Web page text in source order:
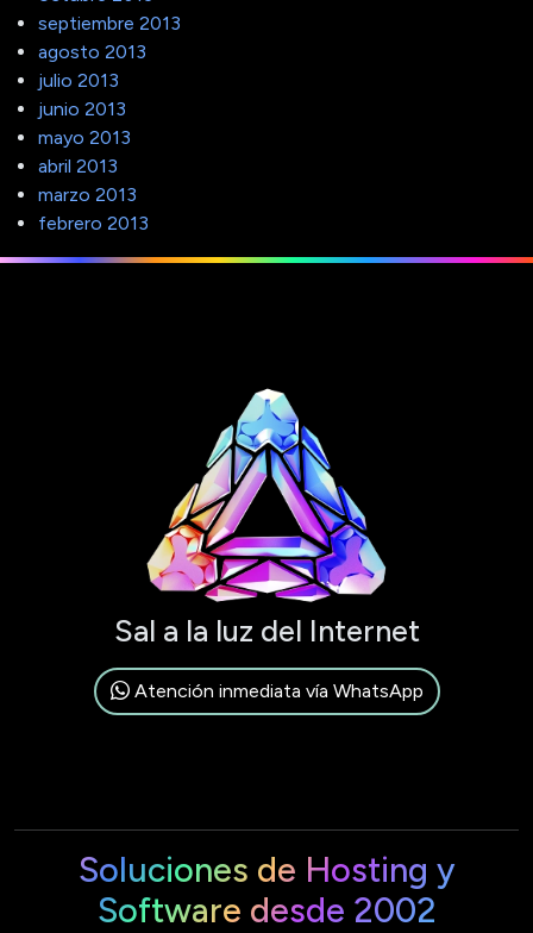
septiembre 2013
agosto 2013
julio 2013
junio 2013
mayo 2013
abril 2013
marzo 2013
febrero 2013
Sal a la luz del Internet
Atención inmediata vía WhatsApp
Soluciones de Hosting y
Software desde 2002